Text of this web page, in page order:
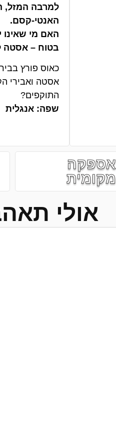
למרבה המזל,
האנטי-קסם.
האם מי
בטוח – אסטה
כאוס פורץ
אסטה ואבירי
התוקפים?
שפה: אנגלית
אספקה
מקומית
אולי